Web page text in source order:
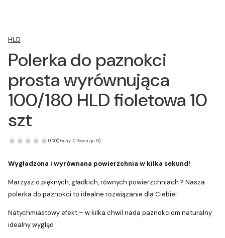
HLD
Polerka do paznokci
prosta wyrównująca
100/180 HLD fioletowa 10
szt
0.00(Oceny: 0 Recenzje: 0)
Wygładzona i wyrównana powierzchnia w kilka sekund!
Marzysz o pięknych, gładkich, równych powierzchniach ? Nasza
polerka do paznokci to idealne rozwiązanie dla Ciebie!
Natychmiastowy efekt – w kilka chwil nada paznokciom naturalny
idealny wygląd